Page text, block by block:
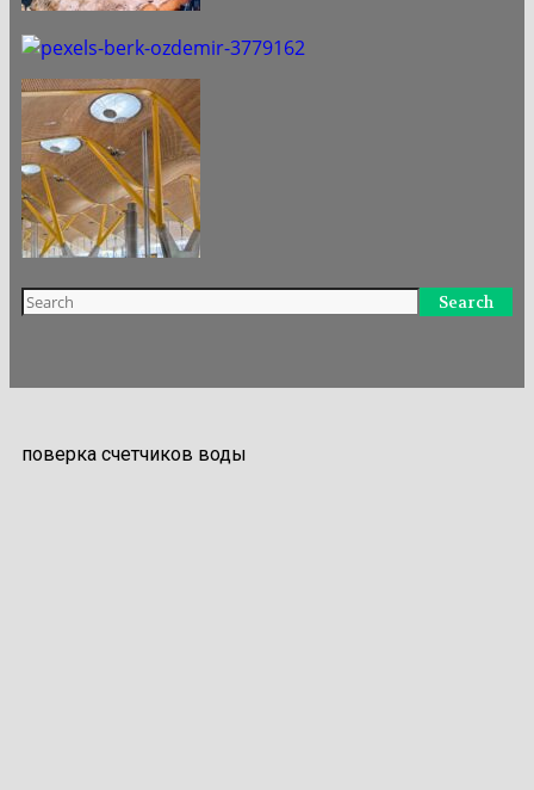
Search
поверка счетчиков воды